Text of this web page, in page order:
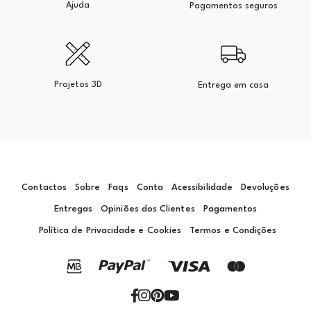
Ajuda Pagamentos seguros
Projetos 3D Entrega em casa
Contactos Sobre Faqs Conta Acessibilidade Devoluções
Entregas Opiniões dos Clientes Pagamentos
Política de Privacidade e Cookies Termos e Condições